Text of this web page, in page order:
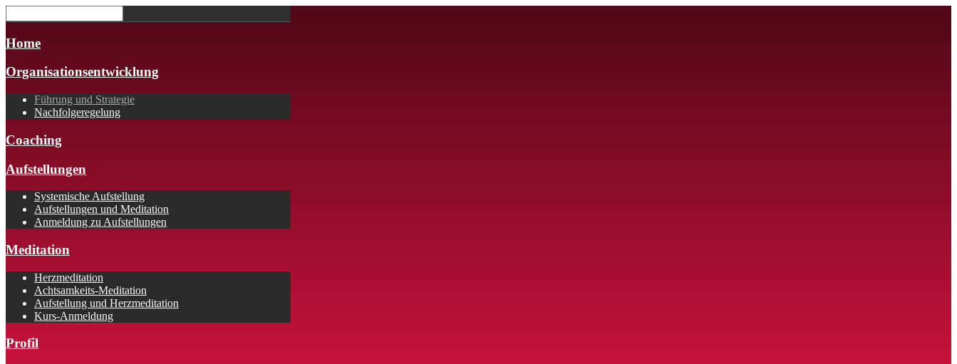
Home
Organisationsentwicklung
Führung und Strategie
Nachfolgeregelung
Coaching
Aufstellungen
Systemische Aufstellung
Aufstellungen und Meditation
Anmeldung zu Aufstellungen
Meditation
Herzmeditation
Achtsamkeits-Meditation
Aufstellung und Herzmeditation
Kurs-Anmeldung
Profil